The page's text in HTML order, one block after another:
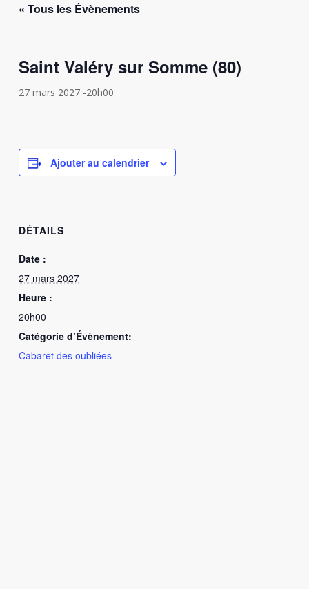
« Tous les Évènements
Saint Valéry sur Somme (80)
27 mars 2027 -20h00
Ajouter au calendrier
DÉTAILS
Date :
27 mars 2027
Heure :
20h00
Catégorie d’Évènement:
Cabaret des oubliées